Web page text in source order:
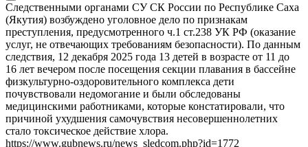
Следственными органами СУ СК России по Республике Саха
(Якутия) возбуждено уголовное дело по признакам
преступления, предусмотренного ч.1 ст.238 УК РФ (оказание
услуг, не отвечающих требованиям безопасности). По данным
следствия, 12 декабря 2025 года 13 детей в возрасте от 11 до
16 лет вечером после посещения секции плавания в бассейне
физкультурно-оздоровительного комплекса дети
почувствовали недомогание и были обследованы
медицинскими работниками, которые констатировали, что
причиной ухудшения самочувствия несовершеннолетних
стало токсическое действие хлора.
https://www.gubnews.ru/news_sledcom.php?id=1772